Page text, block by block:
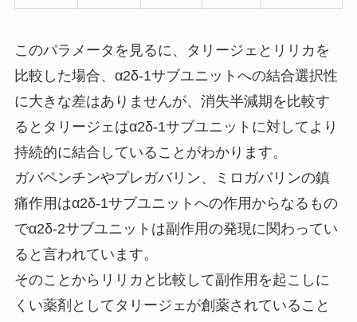
このパラメータを見るに、タリージェとリリカを
比較した場合、α2δ-1サブユニットへの結合選択性
に大きな差はありませんが、消失半減期を比較す
るとタリージェはα2δ-1サブユニットに対してより
持続的に結合していることがわかります。
ガバペンチンやプレガバリン、ミロガバリンの鎮
痛作用はα2δ-1サブユニットへの作用からなるもの
でα2δ-2サブユニットは副作用の発現に関わってい
ると言われています。
そのことからリリカと比較して副作用を起こしに
くい薬剤としてタリージェが創薬されていること